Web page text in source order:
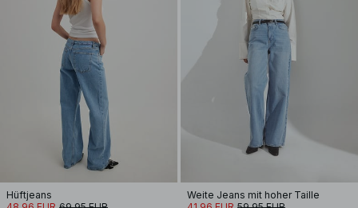
Hüftjeans
Weite Jeans mit hoher Taille